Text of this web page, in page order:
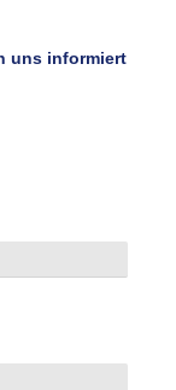
uns informiert